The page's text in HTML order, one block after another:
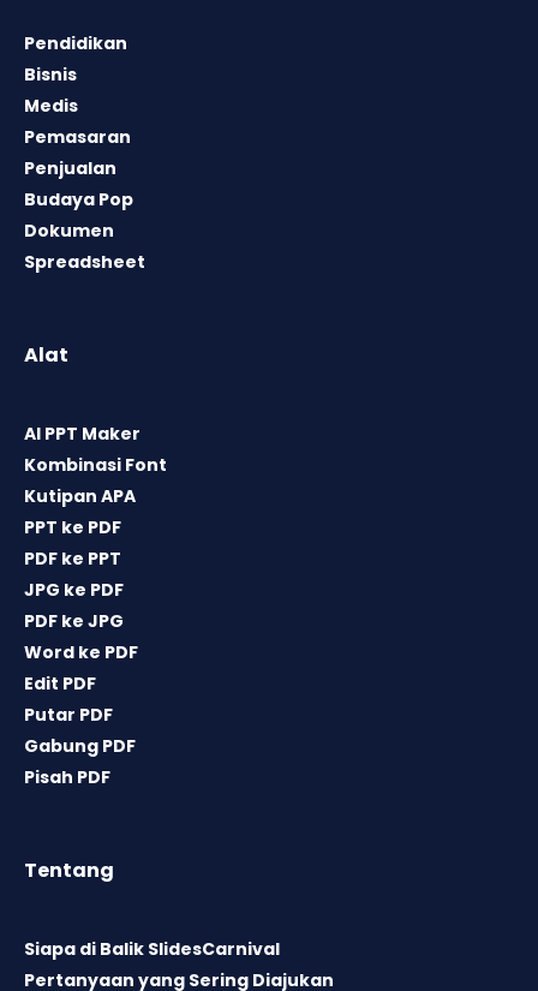
Pendidikan
Bisnis
Medis
Pemasaran
Penjualan
Budaya Pop
Dokumen
Spreadsheet
Alat
AI PPT Maker
Kombinasi Font
Kutipan APA
PPT ke PDF
PDF ke PPT
JPG ke PDF
PDF ke JPG
Word ke PDF
Edit PDF
Putar PDF
Gabung PDF
Pisah PDF
Tentang
Siapa di Balik SlidesCarnival
Pertanyaan yang Sering Diajukan